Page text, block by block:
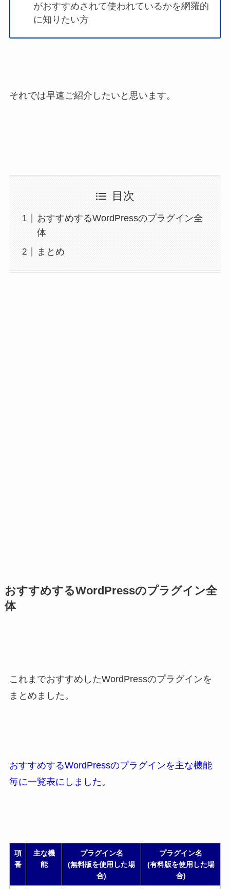
がおすすめされて使われているかを網羅的
に知りたい方
それでは早速ご紹介したいと思います。
目次
おすすめするWordPressのプラグイン全
体
まとめ
おすすめするWordPressのプラグイン全
体
これまでおすすめしたWordPressのプラグインを
まとめました。
おすすめするWordPressのプラグインを主な機能
毎に一覧表にしました。
項
番
主な機
能
プラグイン名
(無料版を使用した場
合)
プラグイン名
(有料版を使用した場
合)